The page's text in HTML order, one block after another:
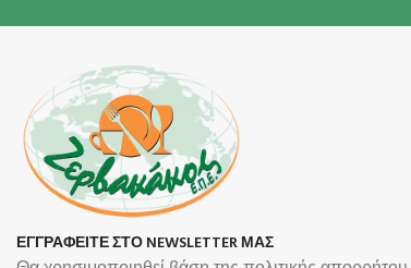
ΕΓΓΡΑΦΕΙΤΕ ΣΤΟ NEWSLETTER ΜΑΣ